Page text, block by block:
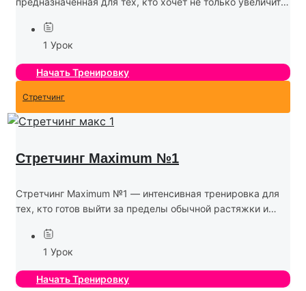
осознанность тела. В этой программе используются
более сложные...
1 Урок
Начать Тренировку
Стретчинг
Стретчинг Maximum №1
Стретчинг Maximum №1 — интенсивная тренировка для
тех, кто готов выйти за пределы обычной растяжки и
помогает не только увеличить амплитуду движений,...
1 Урок
Начать Тренировку